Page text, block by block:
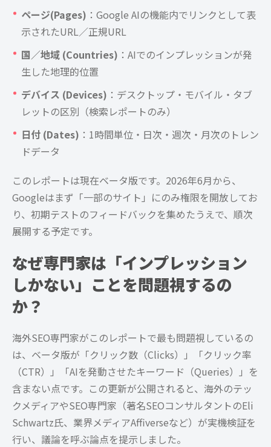
ページ(Pages) ：Google AIの機能内でリンクとして表
示されたURL／正規URL
国／地域 (Countries) ：AIでのインプレッションが発
生した地理的位置
デバイス (Devices) ：デスクトップ・モバイル・タブ
レットの区別（検索レポートのみ）
日付 (Dates) ：1時間単位・日次・週次・月次のトレン
ドデータ
このレポートは現在ベータ版です。2026年6月から、
Googleはまず「一部のサイト」にのみ権限を開放してお
り、初期テストのフィードバックを集めたうえで、順次
展開する予定です。
なぜ専門家は「インプレッション
しかない」ことを問題視するの
か？
海外SEO専門家がこのレポートで最も問題視しているの
は、ベータ版が「クリック数（Clicks）」「クリック率
（CTR）」「AIを発動させたキーワード（Queries）」を
含まない点です。この更新が公開されると、海外のテッ
クメディアやSEO専門家（著名SEOコンサルタントのEli
Schwartz氏、業界メディアAffiverseなど）が実機検証を
行い、議論を呼ぶ論点を提示しました。